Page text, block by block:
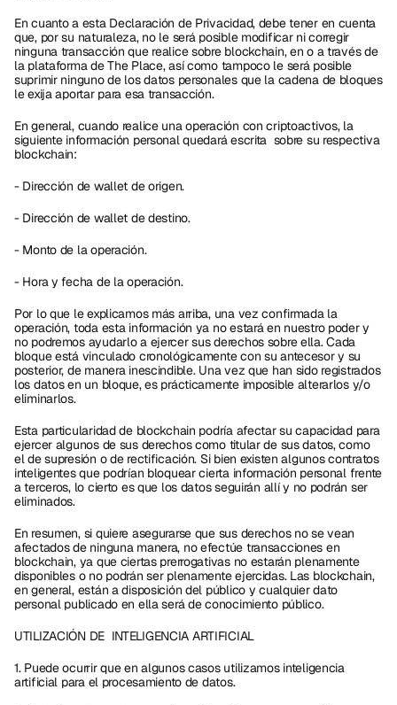
En cuanto a esta Declaración de Privacidad, debe tener en cuenta
que, por su naturaleza, no le será posible modificar ni corregir
ninguna transacción que realice sobre blockchain, en o a través de
la plataforma de The Place, así como tampoco le será posible
suprimir ninguno de los datos personales que la cadena de bloques
le exija aportar para esa transacción.
En general, cuando realice una operación con criptoactivos, la
siguiente información personal quedará escrita  sobre su respectiva
blockchain:
- Dirección de wallet de origen.
- Dirección de wallet de destino.
- Monto de la operación.
- Hora y fecha de la operación.
Por lo que le explicamos más arriba, una vez confirmada la
operación, toda esta información ya no estará en nuestro poder y
no podremos ayudarlo a ejercer sus derechos sobre ella. Cada
bloque está vinculado cronológicamente con su antecesor y su
posterior, de manera inescindible. Una vez que han sido registrados
los datos en un bloque, es prácticamente imposible alterarlos y/o
eliminarlos.
Esta particularidad de blockchain podría afectar su capacidad para
ejercer algunos de sus derechos como titular de sus datos, como
el de supresión o de rectificación. Si bien existen algunos contratos
inteligentes que podrían bloquear cierta información personal frente
a terceros, lo cierto es que los datos seguirán allí y no podrán ser
eliminados.
En resumen, si quiere asegurarse que sus derechos no se vean
afectados de ninguna manera, no efectúe transacciones en
blockchain, ya que ciertas prerrogativas no estarán plenamente
disponibles o no podrán ser plenamente ejercidas. Las blockchain,
en general, están a disposición del público y cualquier dato
personal publicado en ella será de conocimiento público.
UTILIZACIÓN DE  INTELIGENCIA ARTIFICIAL
1. Puede ocurrir que en algunos casos utilizamos inteligencia
artificial para el procesamiento de datos.